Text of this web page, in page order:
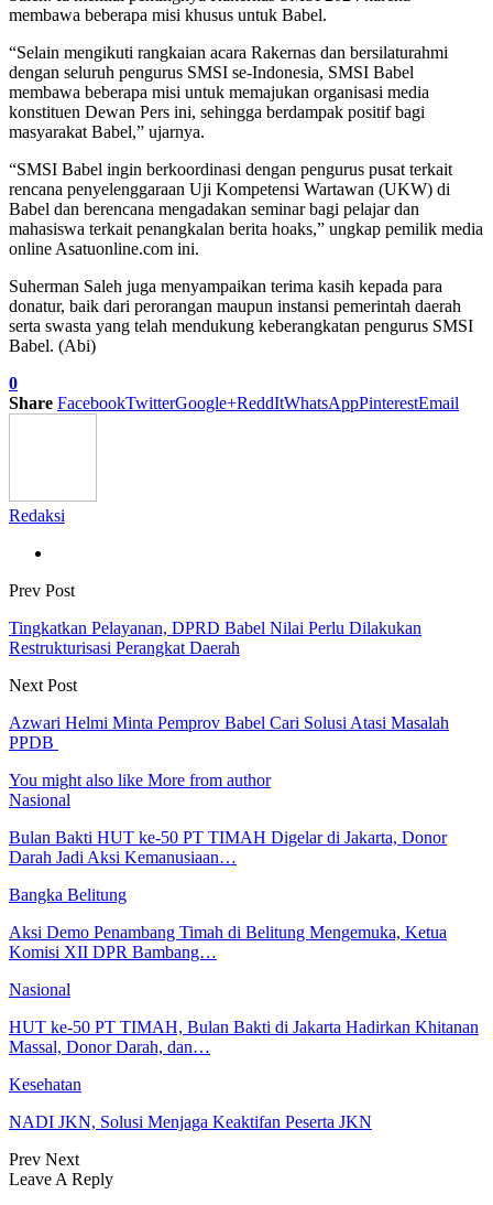
membawa beberapa misi khusus untuk Babel.
“Selain mengikuti rangkaian acara Rakernas dan bersilaturahmi
dengan seluruh pengurus SMSI se-Indonesia, SMSI Babel
membawa beberapa misi untuk memajukan organisasi media
konstituen Dewan Pers ini, sehingga berdampak positif bagi
masyarakat Babel,” ujarnya.
“SMSI Babel ingin berkoordinasi dengan pengurus pusat terkait
rencana penyelenggaraan Uji Kompetensi Wartawan (UKW) di
Babel dan berencana mengadakan seminar bagi pelajar dan
mahasiswa terkait penangkalan berita hoaks,” ungkap pemilik media
online Asatuonline.com ini.
Suherman Saleh juga menyampaikan terima kasih kepada para
donatur, baik dari perorangan maupun instansi pemerintah daerah
serta swasta yang telah mendukung keberangkatan pengurus SMSI
Babel. (Abi)
0
Share FacebookTwitterGoogle+ReddItWhatsAppPinterestEmail
Redaksi
Prev Post
Tingkatkan Pelayanan, DPRD Babel Nilai Perlu Dilakukan
Restrukturisasi Perangkat Daerah
Next Post
Azwari Helmi Minta Pemprov Babel Cari Solusi Atasi Masalah
PPDB
You might also like More from author
Nasional
Bulan Bakti HUT ke-50 PT TIMAH Digelar di Jakarta, Donor
Darah Jadi Aksi Kemanusiaan…
Bangka Belitung
Aksi Demo Penambang Timah di Belitung Mengemuka, Ketua
Komisi XII DPR Bambang…
Nasional
HUT ke-50 PT TIMAH, Bulan Bakti di Jakarta Hadirkan Khitanan
Massal, Donor Darah, dan…
Kesehatan
NADI JKN, Solusi Menjaga Keaktifan Peserta JKN
Prev Next
Leave A Reply